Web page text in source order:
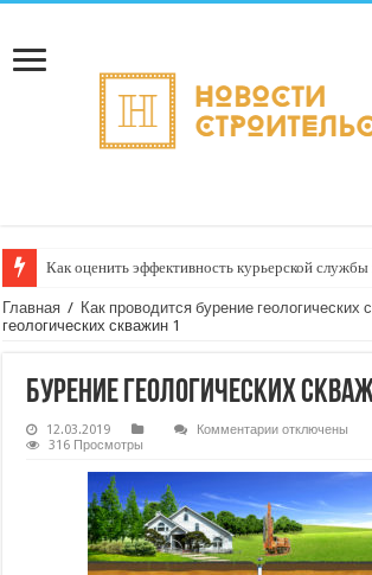
Как оценить эффективность курьерской
Главная / Как проводится бурение геологических
геологических скважин 1
бурение геологических
12.03.2019 Комментариик
геологических
1
отключены
316 Просмотры